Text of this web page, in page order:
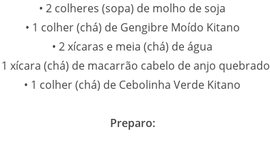
• 2 colheres (sopa) de molho de soja
• 1 colher (chá) de Gengibre Moído Kitano
• 2 xícaras e meia (chá) de água
1 xícara (chá) de macarrão cabelo de anjo quebrado
• 1 colher (chá) de Cebolinha Verde Kitano
Preparo: